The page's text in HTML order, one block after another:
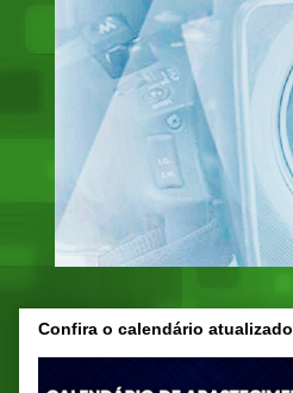
Confira o calendário atualizado